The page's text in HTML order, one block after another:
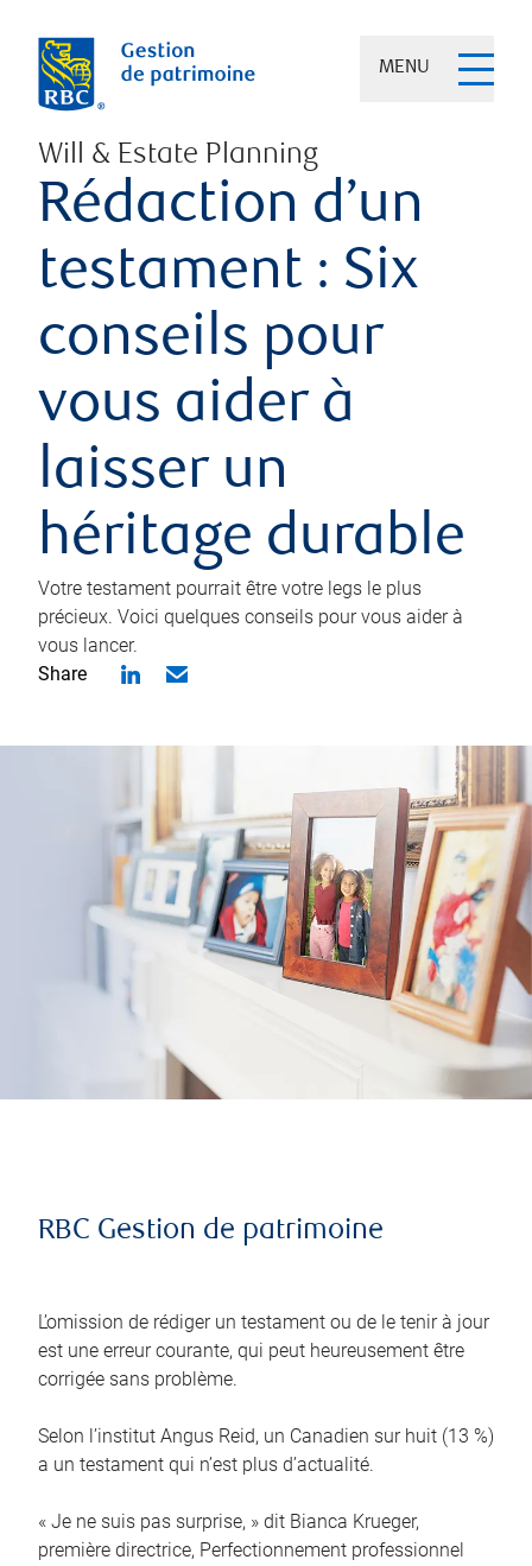
MENU
Will & Estate Planning
Rédaction d’un
testament : Six
conseils pour
vous aider à
laisser un
héritage durable
Votre testament pourrait être votre legs le plus
précieux. Voici quelques conseils pour vous aider à
vous lancer.
Share
RBC Gestion de patrimoine
L’omission de rédiger un testament ou de le tenir à jour
est une erreur courante, qui peut heureusement être
corrigée sans problème.
Selon l’institut Angus Reid, un Canadien sur huit (13 %)
a un testament qui n’est plus d’actualité.
« Je ne suis pas surprise, » dit Bianca Krueger,
première directrice, Perfectionnement professionnel